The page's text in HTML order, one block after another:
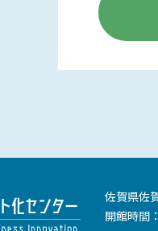
佐賀県佐
開館時間